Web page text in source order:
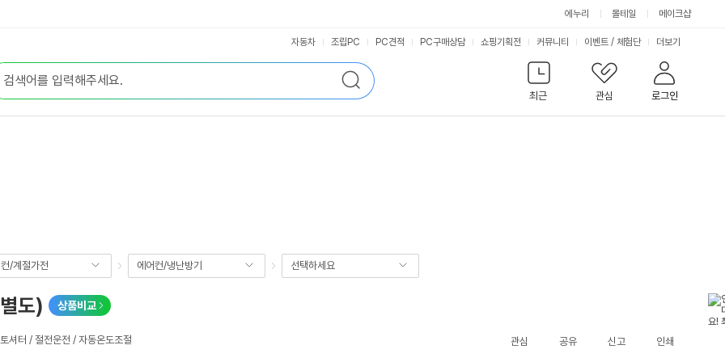
에누리 몰테일 메이크샵
검
색
최근
관심 로그인
자동차 조립PC PC견적 PC구매상담 쇼핑기획전 커뮤니티 이벤트 / 체험단 서
비
스
더보기
/계절가전 에어컨/냉난방기 선택하세요
도) 상품비교
셔터 / 절전운전 / 자동온도조절 관심 공유 신고 인쇄